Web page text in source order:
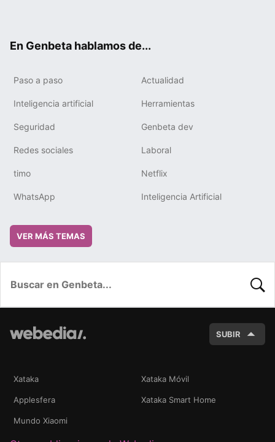
En Genbeta hablamos de...
Paso a paso Actualidad
Inteligencia artificial Herramientas
Seguridad Genbeta dev
Redes sociales Laboral
timo Netflix
WhatsApp Inteligencia Artificial
VER MÁS TEMAS
SUBIR
Xataka Xataka Móvil
Applesfera Xataka Smart Home
Mundo Xiaomi